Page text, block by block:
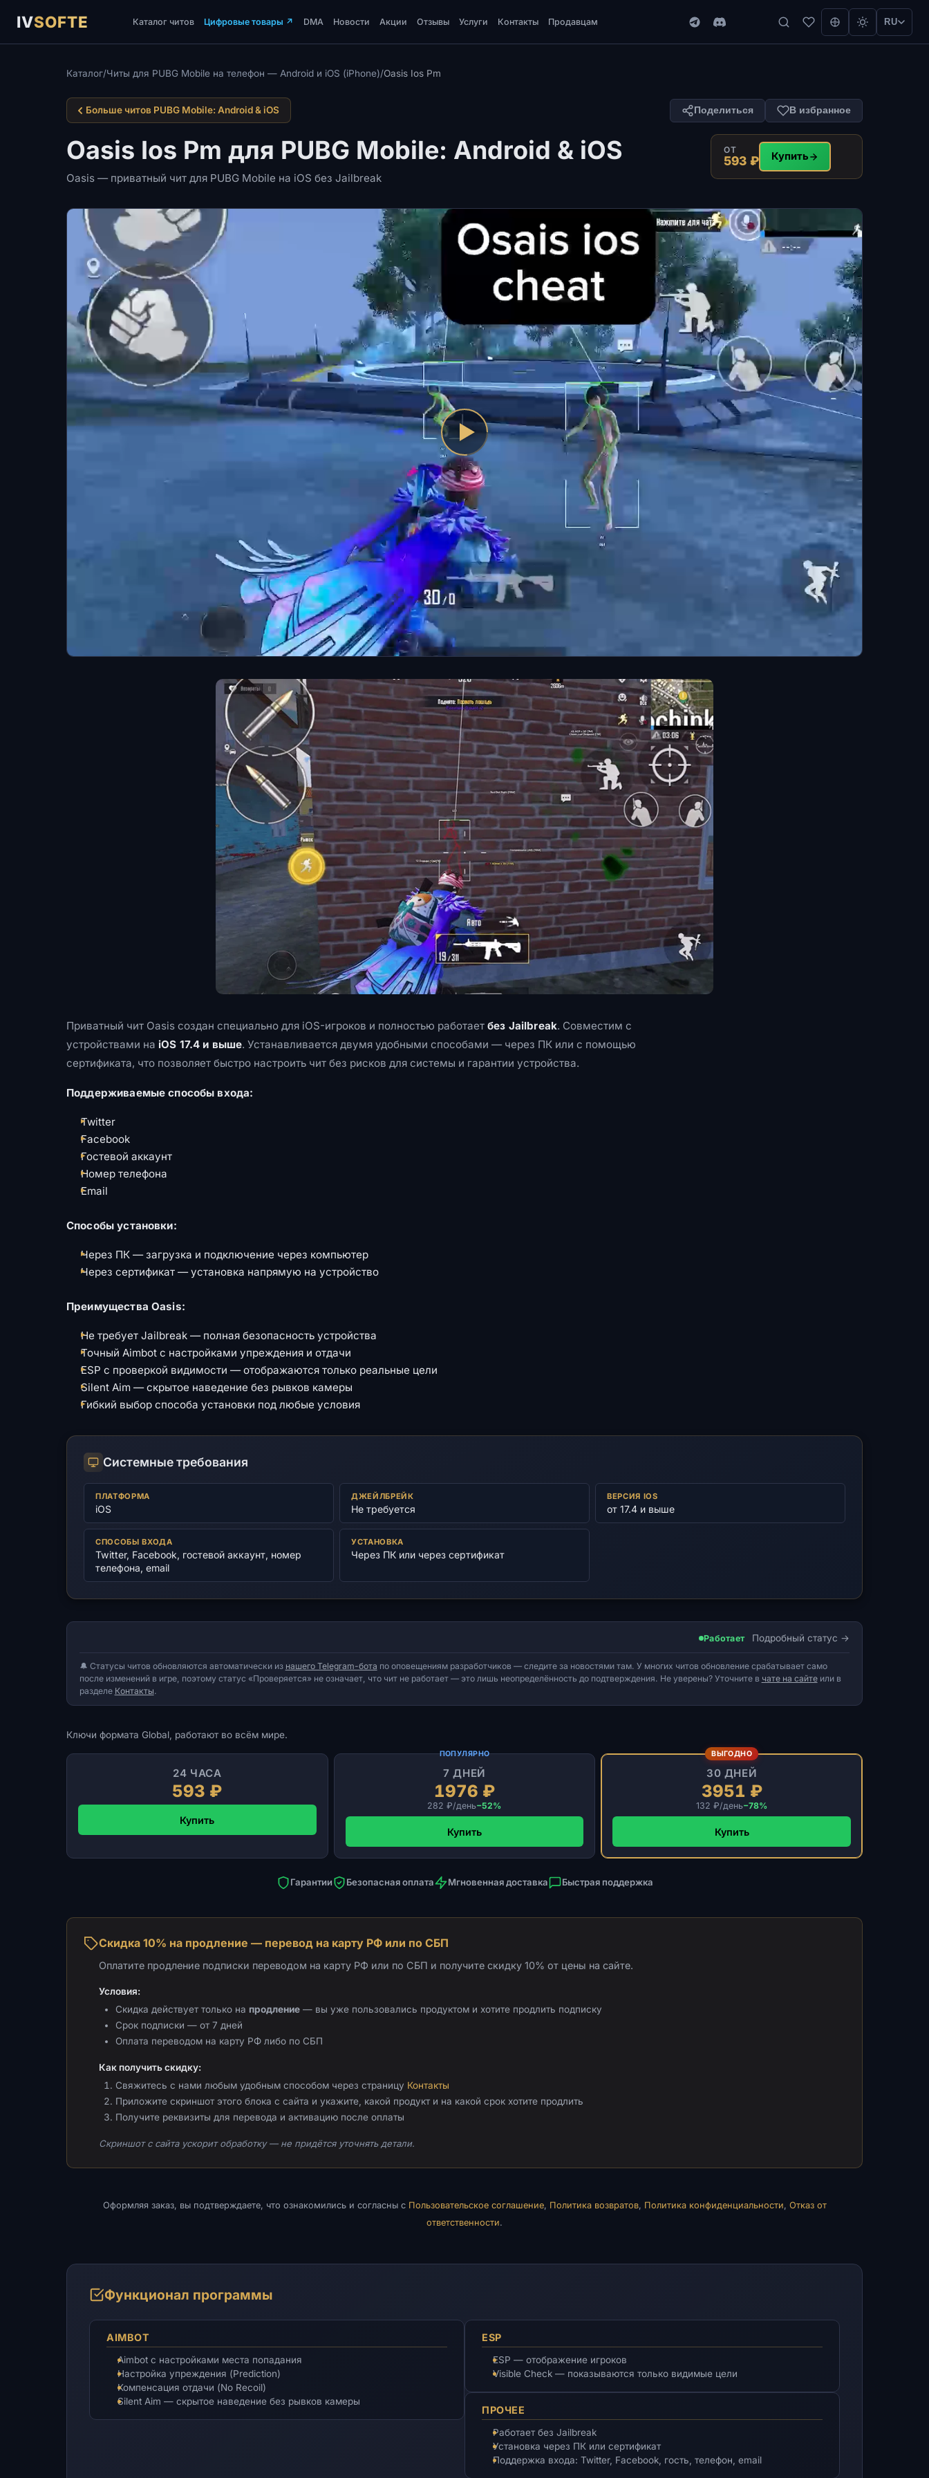
IVSOFTE Каталог читов Цифровые товары ↗ DMA Новости Акции Отзывы Услуги Контакты Продавцам RU
Каталог/Читы для PUBG Mobile на телефон — Android и iOS (iPhone)/Oasis Ios Pm
Больше читов PUBG Mobile: Android & iOS Поделиться В избранное
Oasis Ios Pm для PUBG Mobile: Android & iOS
Oasis — приватный чит для PUBG Mobile на iOS без Jailbreak
ОТ
593 ₽ Купить
Приватный чит Oasis создан специально для iOS-игроков и полностью работает без Jailbreak. Совместим с
устройствами на iOS 17.4 и выше. Устанавливается двумя удобными способами — через ПК или с помощью
сертификата, что позволяет быстро настроить чит без рисков для системы и гарантии устройства.
Поддерживаемые способы входа:
Twitter
Facebook
Гостевой аккаунт
Номер телефона
Email
Способы установки:
Через ПК — загрузка и подключение через компьютер
Через сертификат — установка напрямую на устройство
Преимущества Oasis:
Не требует Jailbreak — полная безопасность устройства
Точный Aimbot с настройками упреждения и отдачи
ESP с проверкой видимости — отображаются только реальные цели
Silent Aim — скрытое наведение без рывков камеры
Гибкий выбор способа установки под любые условия
Системные требования
ПЛАТФОРМА
iOS
ДЖЕЙЛБРЕЙК
Не требуется
ВЕРСИЯ IOS
от 17.4 и выше
СПОСОБЫ ВХОДА
Twitter, Facebook, гостевой аккаунт, номер
телефона, email
УСТАНОВКА
Через ПК или через сертификат
Работает Подробный статус
🔔 Статусы читов обновляются автоматически из нашего Telegram-бота по оповещениям разработчиков — следите за новостями там. У многих читов обновление срабатывает само
после изменений в игре, поэтому статус «Проверяется» не означает, что чит не работает — это лишь неопределённость до подтверждения. Не уверены? Уточните в чате на сайтеили в
разделе Контакты.
Ключи формата Global, работают во всём мире.
24 ЧАСА
593 ₽
Купить
ПОПУЛЯРНО
7 ДНЕЙ
1976 ₽
282 ₽/день−52%
Купить
ВЫГОДНО
30 ДНЕЙ
3951 ₽
132 ₽/день−78%
Купить
Гарантии Безопасная оплата Мгновенная доставка Быстрая поддержка
Скидка 10% на продление — перевод на карту РФ или по СБП
Оплатите продление подписки переводом на карту РФ или по СБП и получите скидку 10% от цены на сайте.
Условия:
Скидка действует только на продление — вы уже пользовались продуктом и хотите продлить подписку
Срок подписки — от 7 дней
Оплата переводом на карту РФ либо по СБП
Как получить скидку:
Свяжитесь с нами любым удобным способом через страницу Контакты
Приложите скриншот этого блока с сайта и укажите, какой продукт и на какой срок хотите продлить
Получите реквизиты для перевода и активацию после оплаты
Скриншот с сайта ускорит обработку — не придётся уточнять детали.
Оформляя заказ, вы подтверждаете, что ознакомились и согласны с Пользовательское соглашение, Политика возвратов, Политика конфиденциальности, Отказ от
ответственности.
Функционал программы
AIMBOT
Aimbot с настройками места попадания
Настройка упреждения (Prediction)
Компенсация отдачи (No Recoil)
Silent Aim — скрытое наведение без рывков камеры
ESP
ESP — отображение игроков
Visible Check — показываются только видимые цели
ПРОЧЕЕ
Работает без Jailbreak
Установка через ПК или сертификат
Поддержка входа: Twitter, Facebook, гость, телефон, email